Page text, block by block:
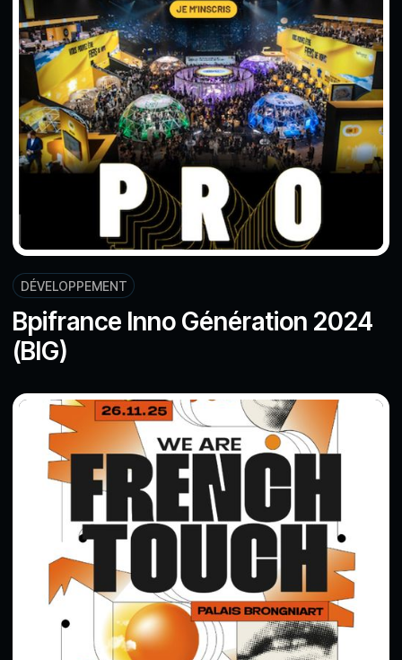
DÉVELOPPEMENT
Bpifrance Inno Génération 2024
(BIG)